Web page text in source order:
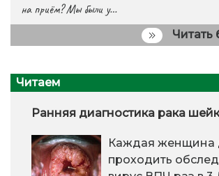
на приём? Мы были у…
Читать
Читаем
Ранняя диагностика рака
Каждая женщина
проходить